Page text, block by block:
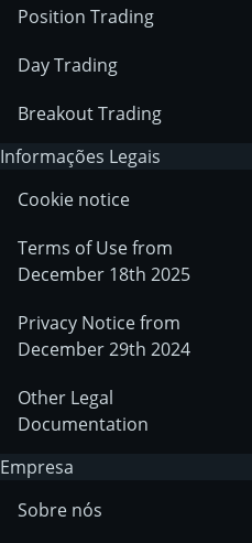
Position Trading
Day Trading
Breakout Trading
Informações Legais
Cookie notice
Terms of Use from
December 18th 2025
Privacy Notice from
December 29th 2024
Other Legal
Documentation
Empresa
Sobre nós